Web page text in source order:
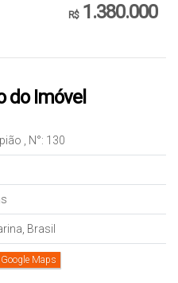
R$1.380.000
do Imóvel
, N°: 130
Brasil
Maps